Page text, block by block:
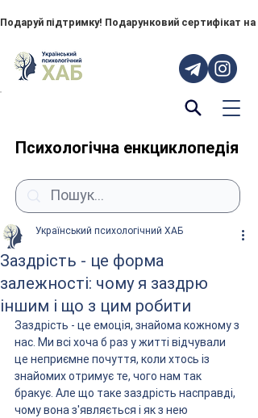
Подаруй підтримку! Подарунковий сертифікат
Психологічна енкциклопедія
Заздрість - це форма
залежності: чому я заздрю
іншим і що з цим робити
Український психологічний ХАБ
Заздрість - це емоція, знайома кожному з
нас. Ми всі хоча б раз у житті відчували
це неприємне почуття, коли хтось із
знайомих отримує те, чого нам так
бракує. Але що таке заздрість насправді,
чому вона з'являється і як з нею